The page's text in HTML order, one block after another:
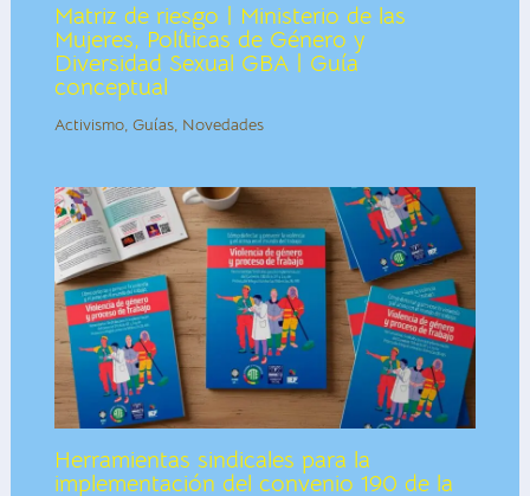
Matriz de riesgo | Ministerio de las
Mujeres, Políticas de Género y
Diversidad Sexual GBA | Guía
conceptual
Activismo, Guías, Novedades
Herramientas sindicales para la
implementación del convenio 190 de la